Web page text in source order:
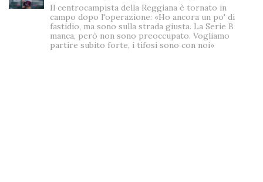
Il centrocampista della Reggiana è tornato in
campo dopo l'operazione: «Ho ancora un po' di
fastidio, ma sono sulla strada giusta. La Serie B
manca, però non sono preoccupato. Vogliamo
partire subito forte, i tifosi sono con noi»